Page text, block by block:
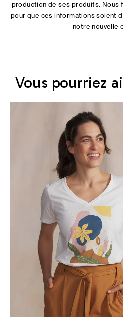
production de ses produits.
pour que ces informations soient
notre nouvelle
Vous pourriez